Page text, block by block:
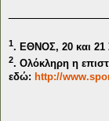
1. ΕΘΝΟΣ, 20 και 21
2. Ολόκληρη η
εδώ: http://